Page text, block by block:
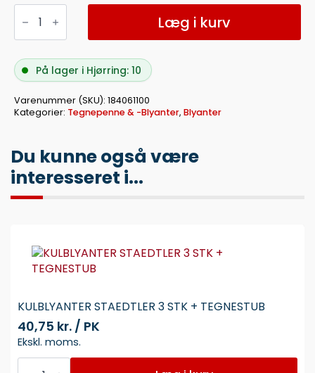
BLYANTSÆT
STAEDTLER
LUMOGRAPH
6ASS
Læg i kurv
På lager i Hjørring: 10
Varenummer (SKU): 184061100
Kategorier: Tegnepenne & -Blyanter, Blyanter
Du kunne også være
interesseret i...
KULBLYANTER STAEDTLER 3 STK + TEGNESTUB
40,75 kr. / PK
Ekskl. moms.
KULBLYANTER